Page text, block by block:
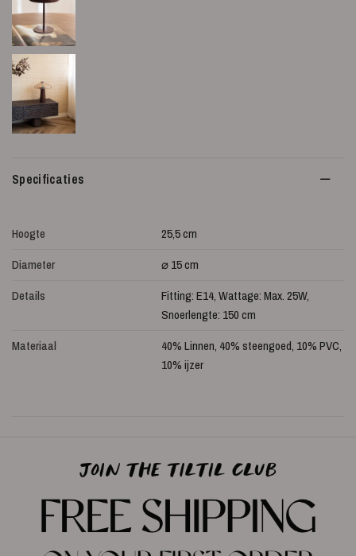
Specificaties
Hoogte
25,5 cm
Diameter
⌀ 15 cm
Details
Fitting: E14, Wattage: Max. 25W,
Snoerlengte: 150 cm
Materiaal
40% Linnen, 40% steengoed, 10% PVC,
10% ijzer